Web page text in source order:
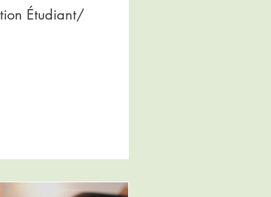
Étudiant/